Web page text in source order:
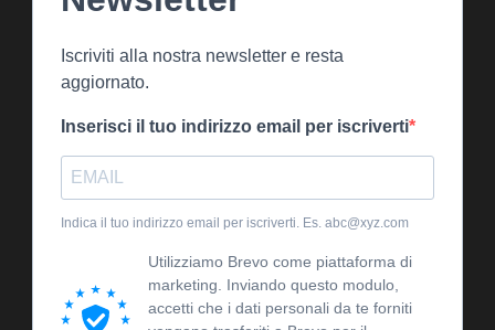
Iscriviti alla nostra newsletter e resta
aggiornato.
Inserisci il tuo indirizzo email per iscriverti
Indica il tuo indirizzo email per iscriverti. Es. abc@xyz.com
Utilizziamo Brevo come piattaforma di
marketing. Inviando questo modulo,
accetti che i dati personali da te forniti